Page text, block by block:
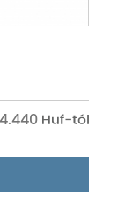
4.440